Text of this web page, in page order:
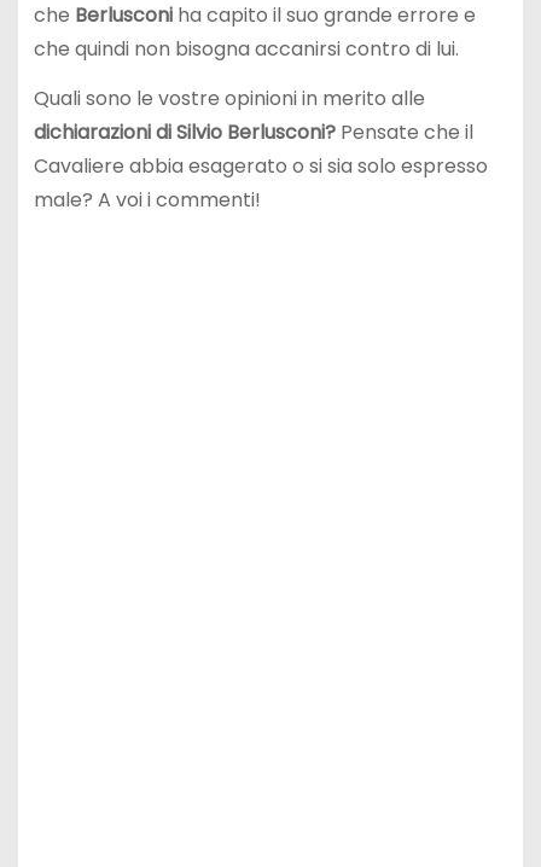
che Berlusconiha capito il suo grande errore e
che quindi non bisogna accanirsi contro di lui.
Quali sono le vostre opinioni in merito alle
dichiarazioni di Silvio Berlusconi?Pensate che il
Cavaliere abbia esagerato o si sia solo espresso
male? A voi i commenti!